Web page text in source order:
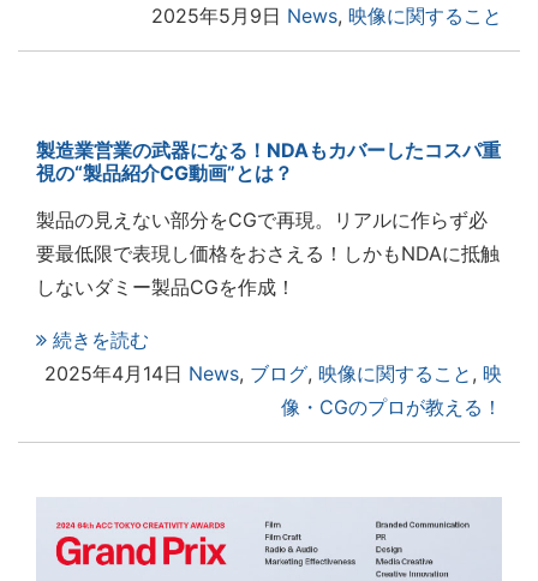
2025年5月9日 News, 映像に関すること
製造業営業の武器になる！NDAもカバーしたコスパ重
視の“製品紹介CG動画”とは？
製品の見えない部分をCGで再現。リアルに作らず必
要最低限で表現し価格をおさえる！しかもNDAに抵触
しないダミー製品CGを作成！
続きを読む
2025年4月14日 News, ブログ, 映像に関すること , 映
像・CGのプロが教える！